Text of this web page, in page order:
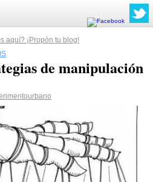
aquí? ¡Propón tu blog!
de manipulación